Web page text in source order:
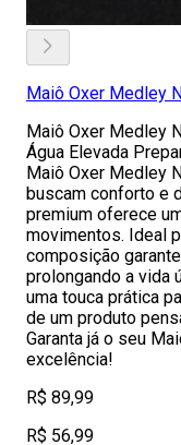
Maiô Oxer Medley
Maiô Oxer Medley
Água Elevada
Maiô Oxer Medley
buscam conforto e
premium oferece
movimentos. Ideal
composição
prolongando a vida
uma touca prática
de um produto
Garanta já o seu
excelência!
R$ 89,99
R$ 56,99